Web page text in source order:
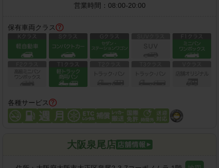
営業時間： 08:00-20:00
保有車両クラス
各種サービス
大阪泉尾店